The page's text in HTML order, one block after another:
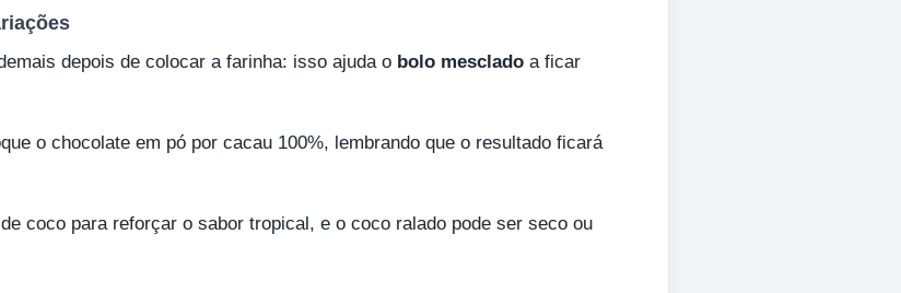
depois de colocar a farinha: isso ajuda o bolo mesclado a ficar
o chocolate em pó por cacau 100%, lembrando que o resultado ficará
coco para reforçar o sabor tropical, e o coco ralado pode ser seco ou